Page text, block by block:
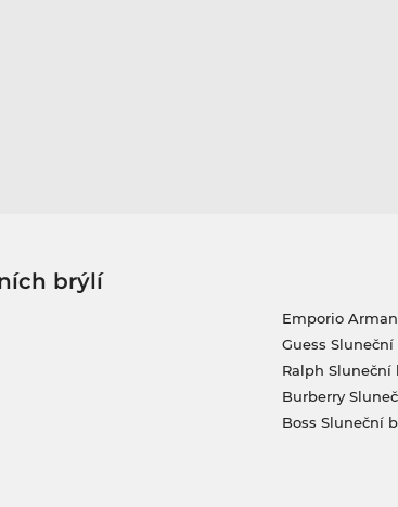
brýlí
Emporio
Guess Sluneční
Ralph Sluneční
Burberry
Boss Sluneční